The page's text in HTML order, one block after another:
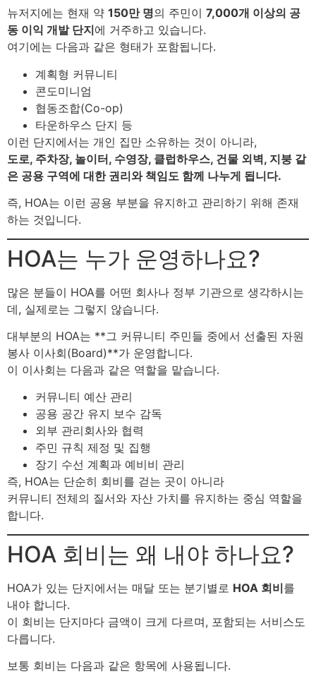
뉴저지에는 현재 약 150만 명의 주민이 7,000개 이상의 공
동 이익 개발 단지에 거주하고 있습니다.
여기에는 다음과 같은 형태가 포함됩니다.
계획형 커뮤니티
콘도미니엄
협동조합(Co-op)
타운하우스 단지 등
이런 단지에서는 개인 집만 소유하는 것이 아니라,
도로, 주차장, 놀이터, 수영장, 클럽하우스, 건물 외벽, 지붕 같
은 공용 구역에 대한 권리와 책임도 함께 나누게 됩니다.
즉, HOA는 이런 공용 부분을 유지하고 관리하기 위해 존재
하는 것입니다.
HOA는 누가 운영하나요?
많은 분들이 HOA를 어떤 회사나 정부 기관으로 생각하시는
데, 실제로는 그렇지 않습니다.
대부분의 HOA는 **그 커뮤니티 주민들 중에서 선출된 자원
봉사 이사회(Board)**가 운영합니다.
이 이사회는 다음과 같은 역할을 맡습니다.
커뮤니티 예산 관리
공용 공간 유지 보수 감독
외부 관리회사와 협력
주민 규칙 제정 및 집행
장기 수선 계획과 예비비 관리
즉, HOA는 단순히 회비를 걷는 곳이 아니라
커뮤니티 전체의 질서와 자산 가치를 유지하는 중심 역할을
합니다.
HOA 회비는 왜 내야 하나요?
HOA가 있는 단지에서는 매달 또는 분기별로 HOA 회비를
내야 합니다.
이 회비는 단지마다 금액이 크게 다르며, 포함되는 서비스도
다릅니다.
보통 회비는 다음과 같은 항목에 사용됩니다.